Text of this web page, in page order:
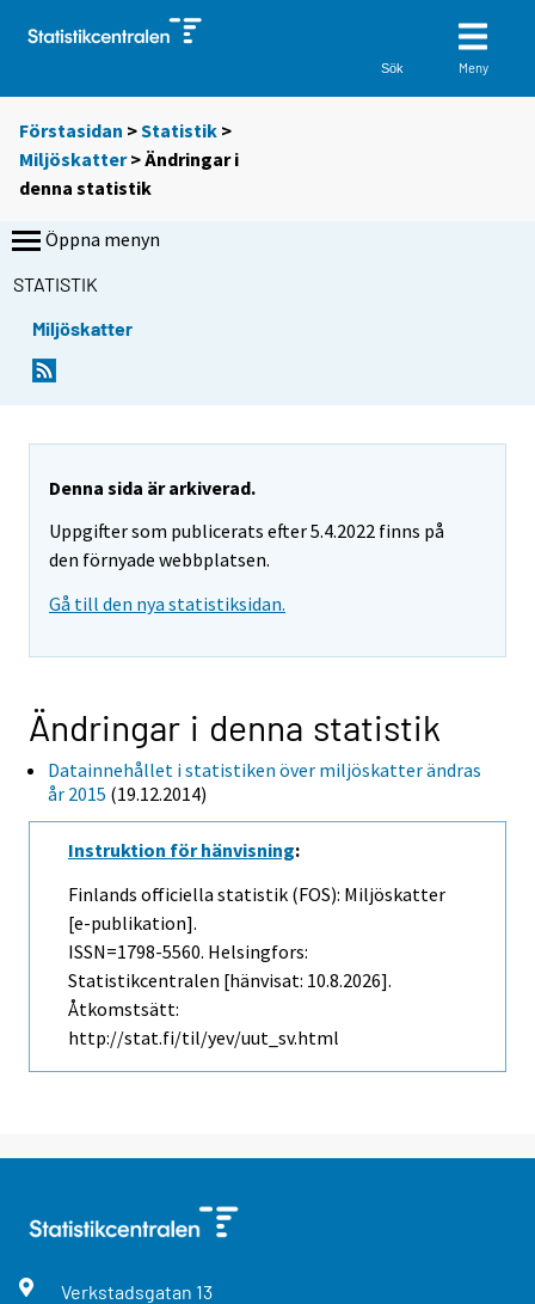
Sök Meny
Förstasidan >Statistik >
Miljöskatter> Ändringar i
denna statistik
Öppna menyn
STATISTIK
Miljöskatter
Denna sida är arkiverad.
Uppgifter som publicerats efter 5.4.2022 finns på
den förnyade webbplatsen.
Gå till den nya statistiksidan.
Ändringar i denna statistik
Datainnehållet i statistiken över miljöskatter ändras
år 2015 (19.12.2014)
Instruktion för hänvisning:
Finlands officiella statistik (FOS): Miljöskatter
[e-publikation].
ISSN=1798-5560. Helsingfors:
Statistikcentralen [hänvisat: 10.8.2026].
Åtkomstsätt:
http://stat.fi/til/yev/uut_sv.html
Verkstadsgatan 13